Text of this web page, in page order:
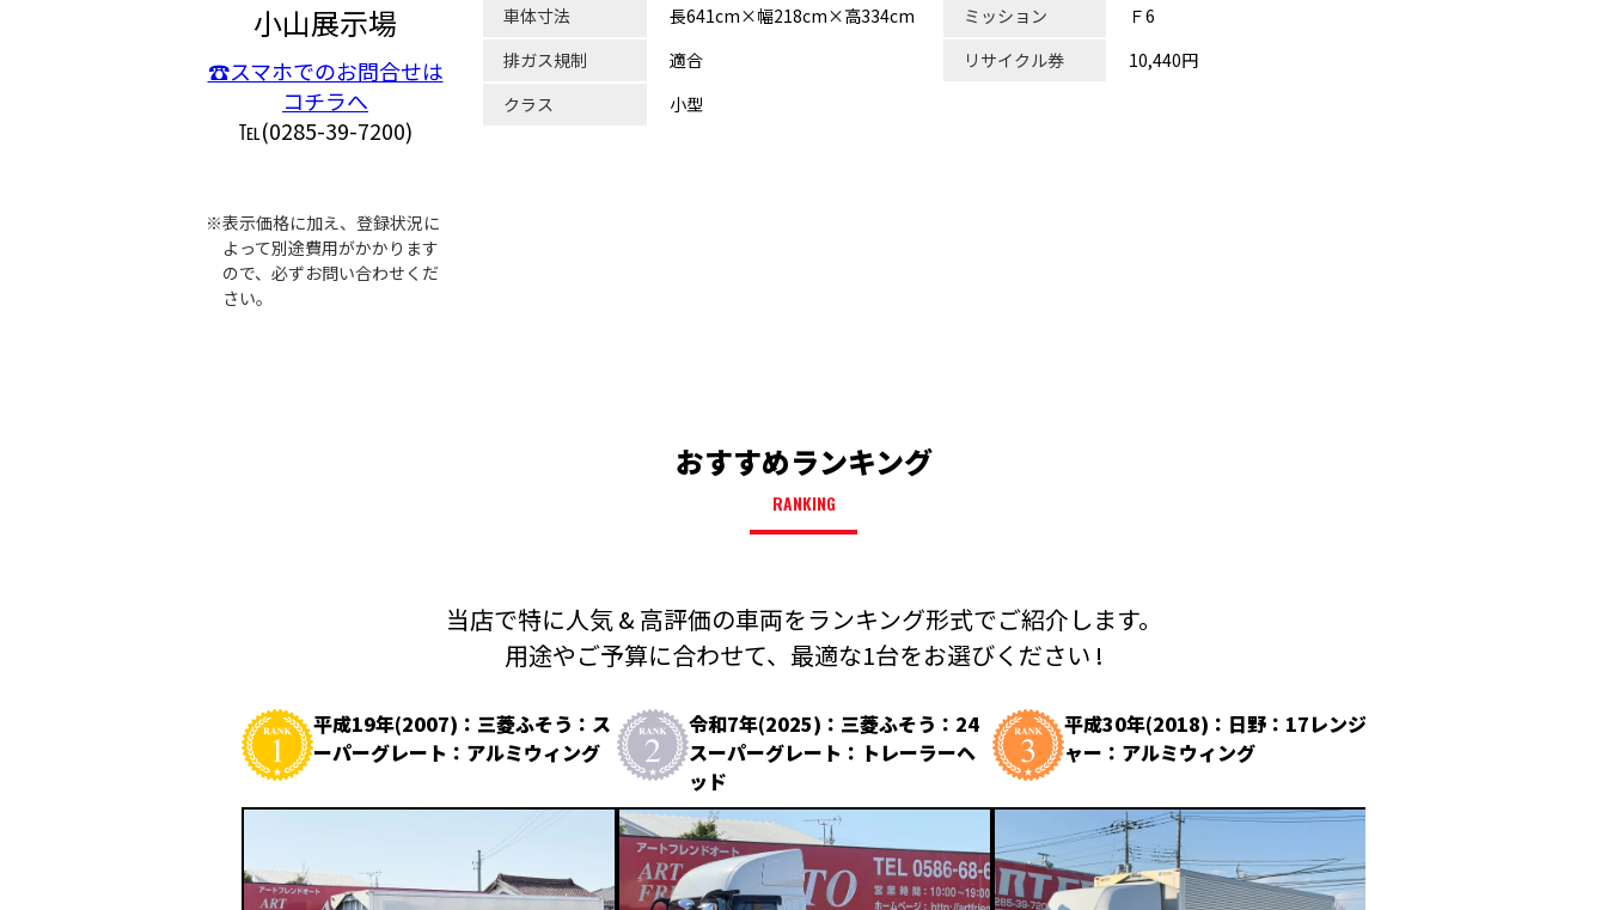
小山展示場
☎スマホでのお問合せは
コチラへ
℡(0285-39-7200)
※表示価格に加え、登録状況に
よって別途費用がかかります
ので、必ずお問い合わせくだ
さい。
車体寸法
長641cm×幅218cm×高334cm ミッション
Ｆ6
排ガス規制
適合 リサイクル券
10,440円
クラス
小型
おすすめランキング
RANKING
当店で特に人気 & 高評価の車両をランキング形式でご紹介します。
用途やご予算に合わせて、 最適な1台をお選びください !
平成19年(2007)：三菱ふそう：ス
ーパーグレート：アルミウィング
令和7年(2025)：三菱ふそう：24
スーパーグレート：トレーラーヘ
ッド
平成30年(2018)：日野：17レンジ
ャー：アルミウィング